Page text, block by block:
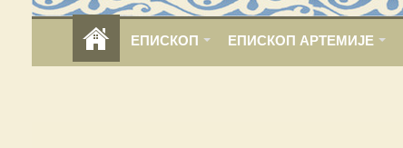
ЕПИСКОП ЕПИСКОП АРТЕМИЈЕ